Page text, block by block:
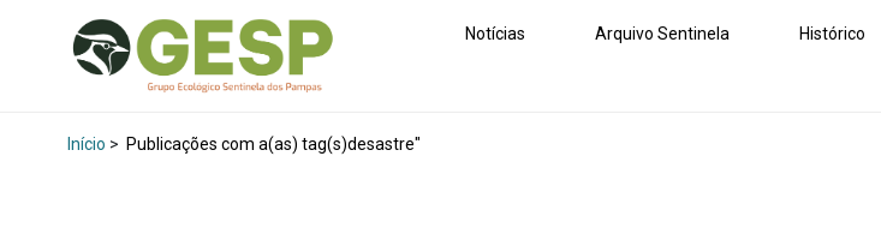
Notícias Arquivo Sentinela Histórico
Início > Publicações com a(as) tag(s)desastre"